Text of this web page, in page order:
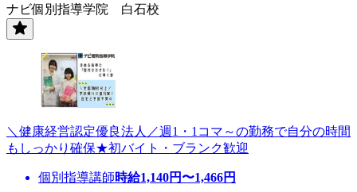
ナビ個別指導学院 白石校
＼健康経営認定優良法人／週1・1コマ～の勤務で自分の時間
もしっかり確保★初バイト・ブランク歓迎
個別指導講師時給1,140円〜1,466円